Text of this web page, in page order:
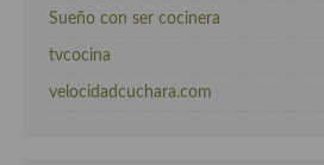
Sueño con ser cocinera
tvcocina
velocidadcuchara.com